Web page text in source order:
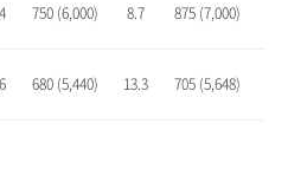
750 (6,000) 8.7 875 (7,000)
680 (5,440) 13.3 705 (5,648)